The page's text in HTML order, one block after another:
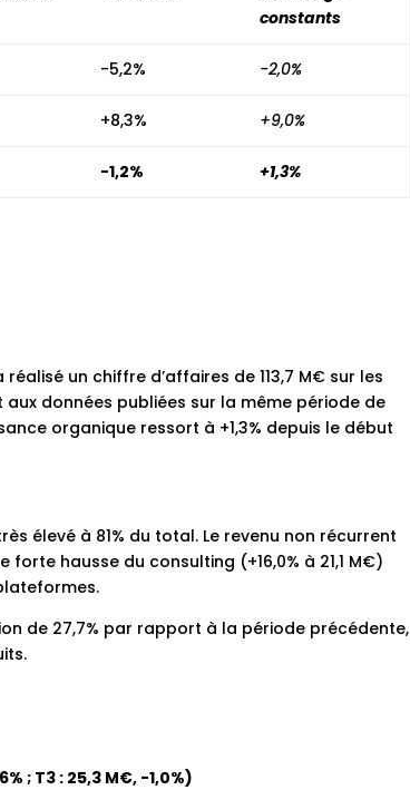
constants
-5,2% -2,0%
+8,3% +9,0%
-1,2% +1,3%
réalisé un chiffre d’affaires de 113,7 M€ sur les
aux données publiées sur la même période de
organique ressort à +1,3% depuis le début
élevé à 81% du total. Le revenu non récurrent
hausse du consulting (+16,0% à 21,1 M€)
de 27,7% par rapport à la période précédente,
; T3 : 25,3 M€, -1,0%)